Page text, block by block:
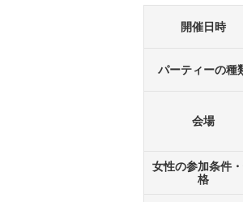
開催日時
パーティーの種
会場
女性の参加条件
格